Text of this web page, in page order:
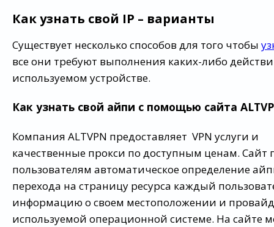
Как узнать свой IP – варианты
Существует несколько способов для того чтобы
все они требуют выполнения каких-либо
используемом устройстве.
Как узнать свой айпи с помощью сайта
Компания ALTVPN предоставляет VPN услуги и
качественные прокси по доступным ценам. Сайт
пользователям автоматическое определение
перехода на страницу ресурса каждый
информацию о своем местоположении и
используемой операционной системе. На сайте